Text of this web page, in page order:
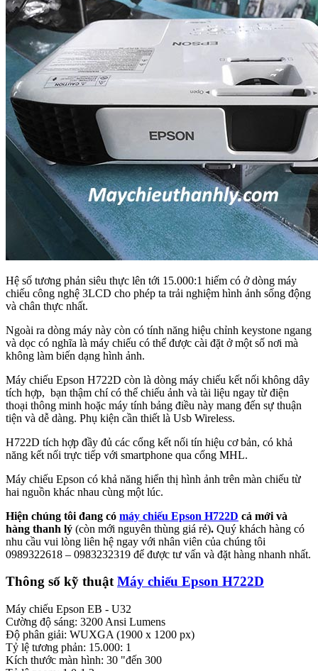
Hệ số tương phản siêu thực lên tới 15.000:1 hiếm có ở dòng máy
chiếu công nghệ 3LCD cho phép ta trải nghiệm hình ảnh sống động
và chân thực nhất.
Ngoài ra dòng máy này còn có tính năng hiệu chỉnh keystone ngang
và dọc có nghĩa là máy chiếu có thể được cài đặt ở một số nơi mà
không làm biến dạng hình ảnh.
Máy chiếu Epson H722D còn là dòng máy chiếu kết nối không dây
tích hợp, bạn thậm chí có thể chiếu ảnh và tài liệu ngay từ điện
thoại thông minh hoặc máy tính bảng điều này mang đến sự thuận
tiện và dễ dàng. Phụ kiện cần thiết là Usb Wireless.
H722D tích hợp đầy đủ các cổng kết nối tín hiệu cơ bản, có khả
năng kết nối trực tiếp với smartphone qua cổng MHL.
Máy chiếu Epson có khả năng hiển thị hình ảnh trên màn chiếu từ
hai nguồn khác nhau cùng một lúc.
Hiện chúng tôi đang có máy chiếu Epson H722D cả mới và
hàng thanh lý (còn mới nguyên thùng giá rẻ). Quý khách hàng có
nhu cầu vui lòng liên hệ ngay với nhân viên của chúng tôi
0989322618 – 0983232319 để được tư vấn và đặt hàng nhanh nhất.
Thông số kỹ thuậtMáy chiếu Epson H722D
Máy chiếu Epson EB - U32
Cường độ sáng: 3200 Ansi Lumens
Độ phân giải: WUXGA (1900 x 1200 px)
Tỷ lệ tương phản: 15.000: 1
Kích thước màn hình: 30 "đến 300